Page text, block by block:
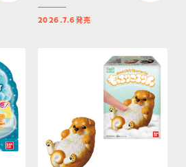
2026.7.6発売